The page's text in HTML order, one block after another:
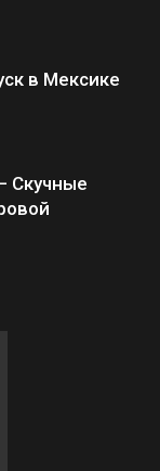
в Мексике
Скучные